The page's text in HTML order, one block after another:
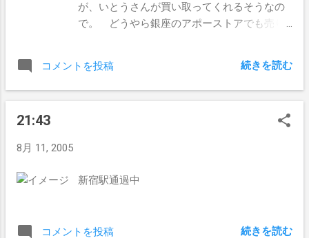
が、いとうさんが買い取ってくれるそうなの
で。 どうやら銀座のアポーストアでも売り
コメントを投稿 続きを読む
21:43
8月 11, 2005
新宿駅通過中
コメントを投稿 続きを読む